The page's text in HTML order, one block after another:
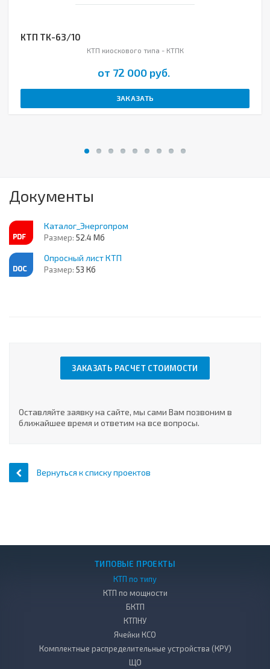
КТП ТК-63/10
КТП киоскового типа - КТПК
от 72 000 руб.
ЗАКАЗАТЬ
Документы
Каталог_Энергопром
Размер: 52.4 Мб
Опросный лист КТП
Размер: 53 Кб
ЗАКАЗАТЬ РАСЧЕТ СТОИМОСТИ
Оставляйте заявку на сайте, мы сами Вам позвоним в
ближайшее время и ответим на все вопросы.
Вернуться к списку проектов
ТИПОВЫЕ ПРОЕКТЫ
КТП по типу
КТП по мощности
БКТП
КТПНУ
Ячейки КСО
Комплектные распределительные устройства (КРУ)
ЩО